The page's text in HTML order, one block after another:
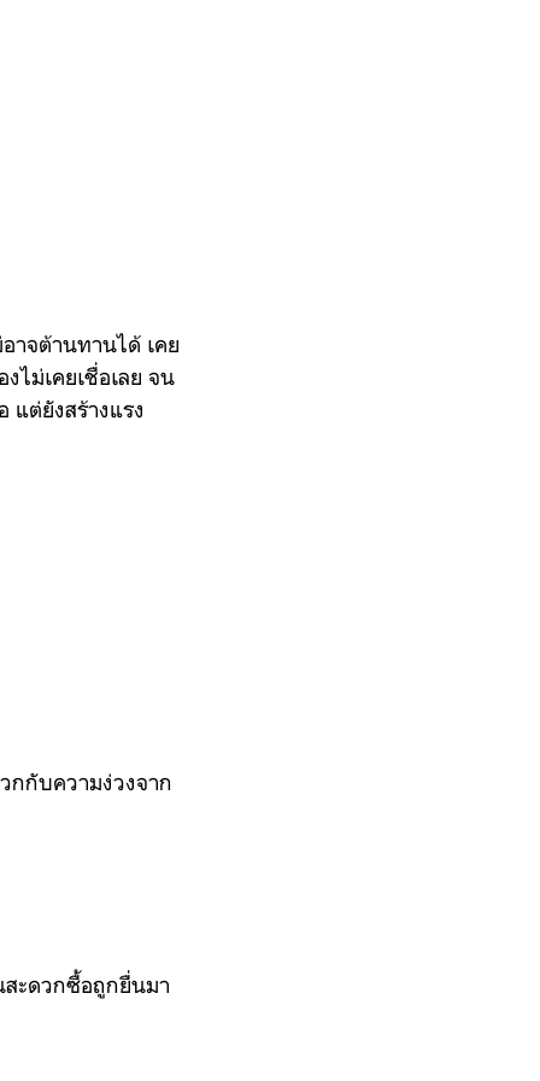
าจต้านทานได้ เคย
ม่เคยเชื่อเลย จน
แต่ยังสร้างแรง
กกับความง่วงจาก
ะดวกซื้อถูกยื่นมา